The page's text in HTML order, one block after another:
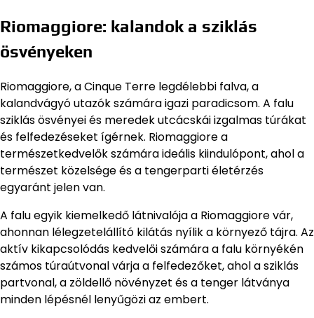
Riomaggiore: kalandok a sziklás
ösvényeken
Riomaggiore, a Cinque Terre legdélebbi falva, a
kalandvágyó utazók számára igazi paradicsom. A falu
sziklás ösvényei és meredek utcácskái izgalmas túrákat
és felfedezéseket ígérnek. Riomaggiore a
természetkedvelők számára ideális kiindulópont, ahol a
természet közelsége és a tengerparti életérzés
egyaránt jelen van.
A falu egyik kiemelkedő látnivalója a Riomaggiore vár,
ahonnan lélegzetelállító kilátás nyílik a környező tájra. Az
aktív kikapcsolódás kedvelői számára a falu környékén
számos túraútvonal várja a felfedezőket, ahol a sziklás
partvonal, a zöldellő növényzet és a tenger látványa
minden lépésnél lenyűgözi az embert.